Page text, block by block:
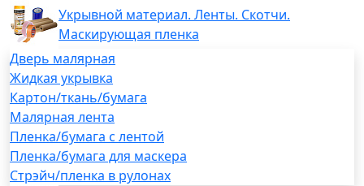
Укрывной материал. Ленты. Скотчи.
Маскирующая пленка
Дверь малярная
Жидкая укрывка
Картон/ткань/бумага
Малярная лента
Пленка/бумага с лентой
Пленка/бумага для маскера
Стрэйч/пленка в рулонах